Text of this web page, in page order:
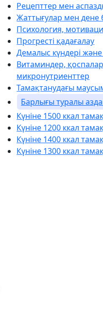
Рецепттер мен
Жаттығулар мен дене
Психология,
Прогресті қадағалау
Демалыс күндері және
Витаминдер,
микронутриенттер
Тамақтанудағы
Барлығы туралы
Күніне 1500 ккал
Күніне 1200 ккал
Күніне 1400 ккал
Күніне 1300 ккал